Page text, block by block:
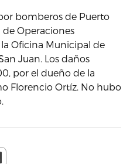
bomberos de Puerto
de Operaciones
Oficina Municipal de
Juan. Los daños
por el dueño de la
Florencio Ortíz. No hubo